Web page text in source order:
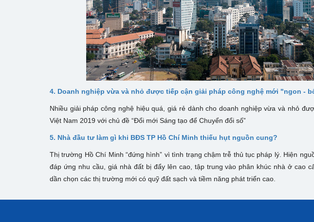
4. Doanh nghiệp vừa và nhỏ được tiếp cận giải pháp công nghệ mới "ngon -
Nhiều giải pháp công nghệ hiệu quá, giá rẻ dành cho doanh nghiệp vừa và nhỏ
Việt Nam 2019 với chủ đề “Đổi mới Sáng tạo để Chuyển đổi số”
5. Nhà đầu tư làm gì khi BĐS TP Hồ Chí Minh thiếu hụt nguồn cung?
Thị trường Hồ Chí Minh “đứng hình” vì tình trạng chậm trễ thủ tục pháp lý. Hiện
đáp ứng nhu cầu, giá nhà đất bị đẩy lên cao, tập trung vào phân khúc nhà ở cao
dần chọn các thị trường mới có quỹ đất sạch và tiềm năng phát triển cao.